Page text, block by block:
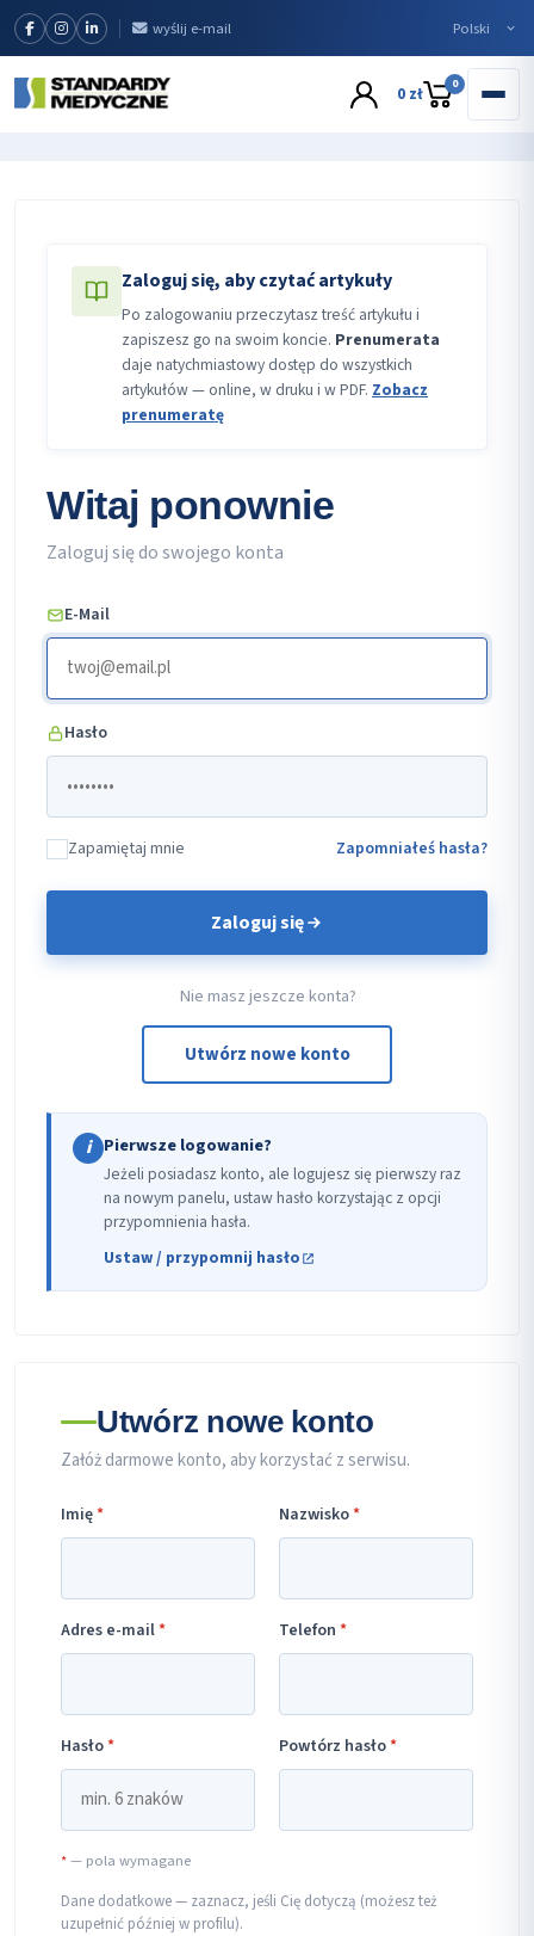
wyślij e-mail
0 zł 0
Zaloguj się, aby czytać artykuły
Po zalogowaniu przeczytasz treść artykułu i
zapiszesz go na swoim koncie. Prenumerata
daje natychmiastowy dostęp do wszystkich
artykułów — online, w druku i w PDF. Zobacz
prenumeratę
Witaj ponownie
Zaloguj się do swojego konta
E-Mail
Hasło
Zapamiętaj mnie Zapomniałeś hasła?
Zaloguj się
Nie masz jeszcze konta?
Utwórz nowe konto
i Pierwsze logowanie?
Jeżeli posiadasz konto, ale logujesz się pierwszy raz
na nowym panelu, ustaw hasło korzystając z opcji
przypomnienia hasła.
Ustaw / przypomnij hasło
Utwórz nowe konto
Załóż darmowe konto, aby korzystać z serwisu.
Imię* Nazwisko*
Adres e-mail* Telefon *
Hasło* Powtórz hasło*
*— pola wymagane
Dane dodatkowe — zaznacz, jeśli Cię dotyczą (możesz też
uzupełnić później w profilu).